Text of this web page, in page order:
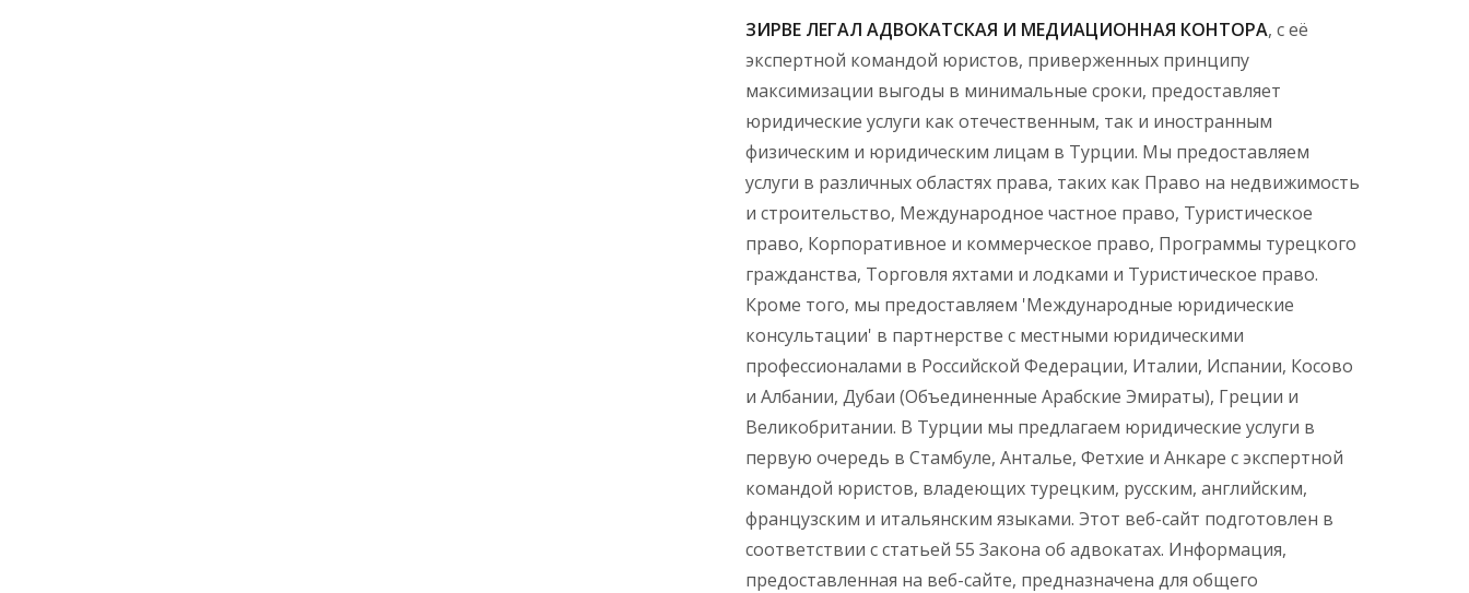
ЗИРВЕ ЛЕГАЛ АДВОКАТСКАЯ И МЕДИАЦИОННАЯ КОНТОРА, с её
экспертной командой юристов, приверженных принципу
максимизации выгоды в минимальные сроки, предоставляет
юридические услуги как отечественным, так и иностранным
физическим и юридическим лицам в Турции. Мы предоставляем
услуги в различных областях права, таких как Право на недвижимость
и строительство, Международное частное право, Туристическое
право, Корпоративное и коммерческое право, Программы турецкого
гражданства, Торговля яхтами и лодками и Туристическое право.
Кроме того, мы предоставляем 'Международные юридические
консультации' в партнерстве с местными юридическими
профессионалами в Российской Федерации, Италии, Испании, Косово
и Албании, Дубаи (Объединенные Арабские Эмираты), Греции и
Великобритании. В Турции мы предлагаем юридические услуги в
первую очередь в Стамбуле, Анталье, Фетхие и Анкаре с экспертной
командой юристов, владеющих турецким, русским, английским,
французским и итальянским языками. Этот веб-сайт подготовлен в
соответствии с статьей 55 Закона об адвокатах. Информация,
предоставленная на веб-сайте, предназначена для общего